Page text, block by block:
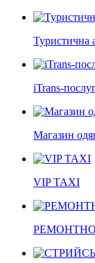
Туристична
iTrans-
Магазин
VIP TAXI